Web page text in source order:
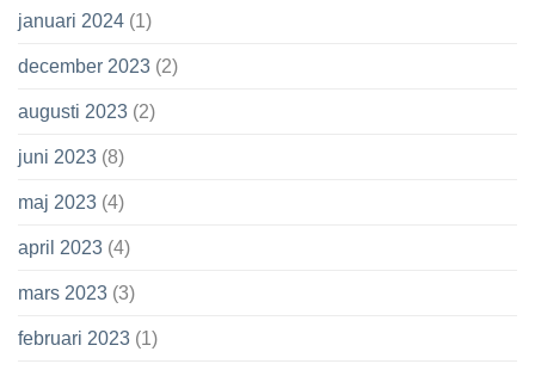
januari 2024 (1)
december 2023 (2)
augusti 2023 (2)
juni 2023 (8)
maj 2023 (4)
april 2023 (4)
mars 2023 (3)
februari 2023 (1)